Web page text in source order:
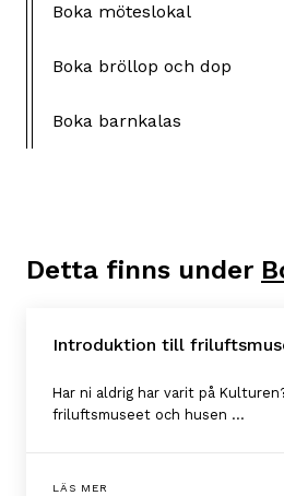
Boka möteslokal
Boka bröllop och dop
Boka barnkalas
Detta finns under
Introduktion till
Har ni aldrig har varit på
friluftsmuseet och husen ...
LÄS MER